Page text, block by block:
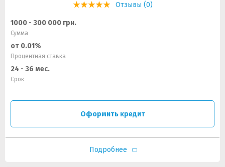
Отзывы (0)
1000 - 300 000 грн.
Сумма
от 0.01%
Процентная ставка
24 - 36 мес.
Срок
Оформить кредит
Подробнее